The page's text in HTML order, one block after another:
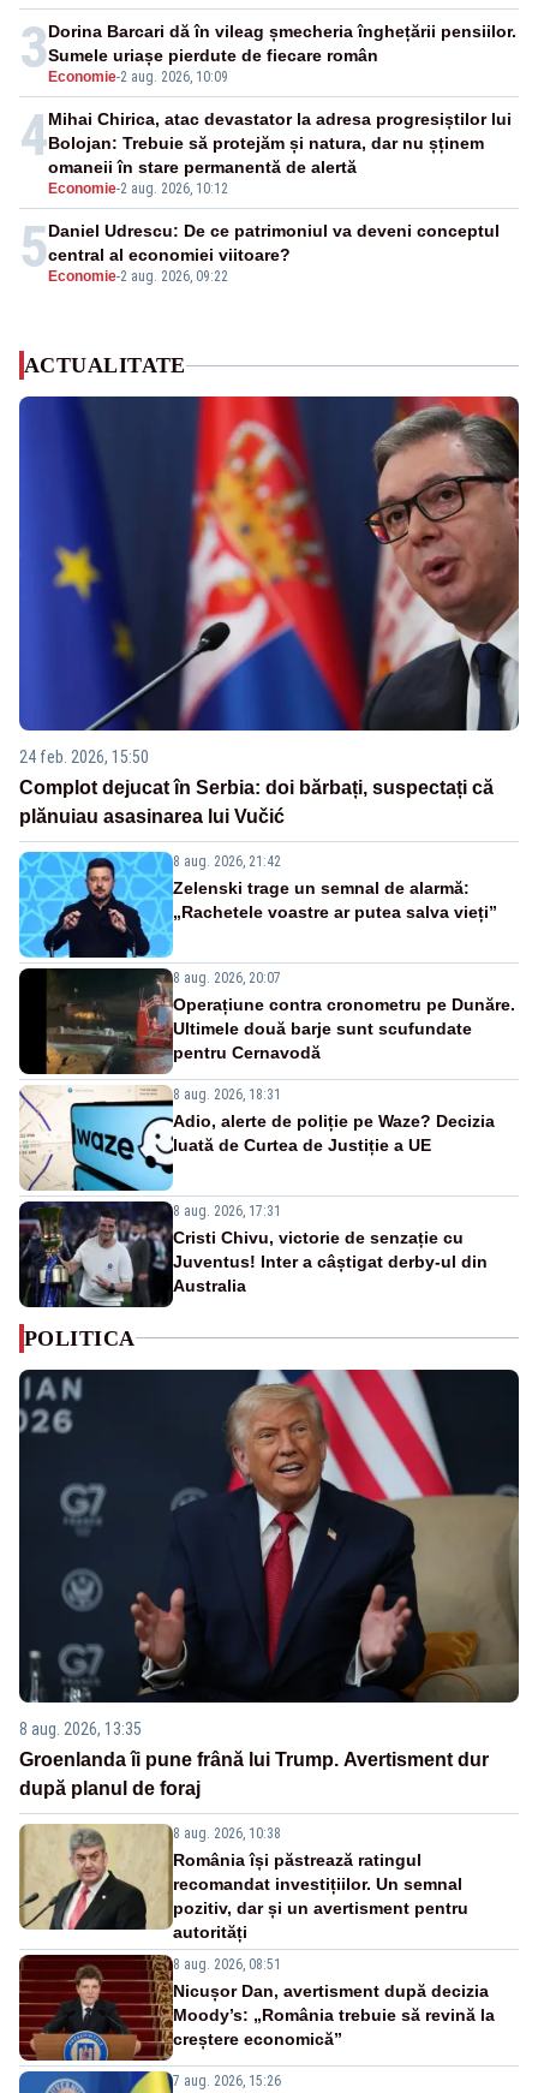
3 Economie-2 aug. 2026, 10:09
Dorina Barcari dă în vileag șmecheria înghețării pensiilor.
Sumele uriașe pierdute de fiecare român
4
Economie-2 aug. 2026, 10:12
Mihai Chirica, atac devastator la adresa progresiștilor lui
Bolojan: Trebuie să protejăm și natura, dar nu șținem
omaneii în stare permanentă de alertă
5 Economie-2 aug. 2026, 09:22
Daniel Udrescu: De ce patrimoniul va deveni conceptul
central al economiei viitoare?
ACTUALITATE
24 feb. 2026, 15:50
Complot dejucat în Serbia: doi bărbați, suspectați că
plănuiau asasinarea lui Vučić
8 aug. 2026, 21:42
Zelenski trage un semnal de alarmă:
„Rachetele voastre ar putea salva vieți”
8 aug. 2026, 20:07
Operațiune contra cronometru pe Dunăre.
Ultimele două barje sunt scufundate
pentru Cernavodă
8 aug. 2026, 18:31
Adio, alerte de poliție pe Waze? Decizia
luată de Curtea de Justiție a UE
8 aug. 2026, 17:31
Cristi Chivu, victorie de senzație cu
Juventus! Inter a câștigat derby-ul din
Australia
POLITICA
8 aug. 2026, 13:35
Groenlanda îi pune frână lui Trump. Avertisment dur
după planul de foraj
8 aug. 2026, 10:38
România își păstrează ratingul
recomandat investițiilor. Un semnal
pozitiv, dar și un avertisment pentru
autorități
8 aug. 2026, 08:51
Nicușor Dan, avertisment după decizia
Moody’s: „România trebuie să revină la
creștere economică”
7 aug. 2026, 15:26